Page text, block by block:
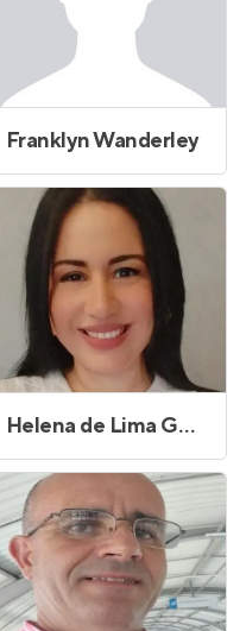
Franklyn Wanderley
Helena de Lima Gonçalves